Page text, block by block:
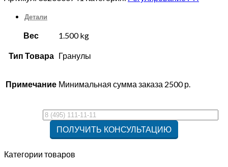
Детали
Вес 1.500 kg
Тип Товара Гранулы
Примечание Минимальная сумма заказа 2500 р.
Категории товаров